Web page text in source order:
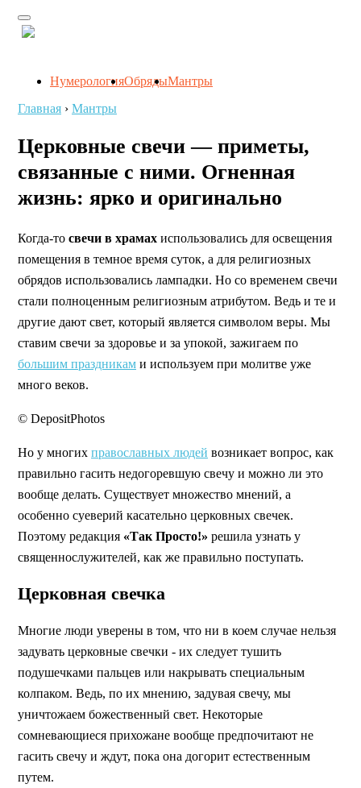
НумерологияОбрядыМантры
Главная › Мантры
Церковные свечи — приметы,
связанные с ними. Огненная
жизнь: ярко и оригинально
Когда-то свечи в храмах использовались для освещения
помещения в темное время суток, а для религиозных
обрядов использовались лампадки. Но со временем свечи
стали полноценным религиозным атрибутом. Ведь и те и
другие дают свет, который является символом веры. Мы
ставим свечи за здоровье и за упокой, зажигаем по
большим праздникам и используем при молитве уже
много веков.
© DepositPhotos
Но у многих православных людей возникает вопрос, как
правильно гасить недогоревшую свечу и можно ли это
вообще делать. Существует множество мнений, а
особенно суеверий касательно церковных свечек.
Поэтому редакция «Так Просто!» решила узнать у
священнослужителей, как же правильно поступать.
Церковная свечка
Многие люди уверены в том, что ни в коем случае нельзя
задувать церковные свечки - их следует тушить
подушечками пальцев или накрывать специальным
колпаком. Ведь, по их мнению, задувая свечу, мы
уничтожаем божественный свет. Некоторые
сомневающиеся прихожане вообще предпочитают не
гасить свечу и ждут, пока она догорит естественным
путем.